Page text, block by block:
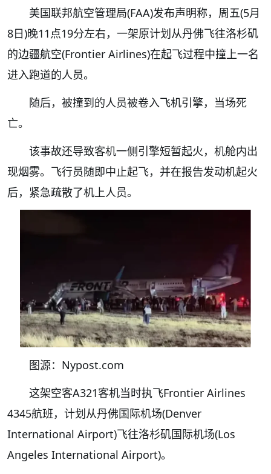
美国联邦航空管理局(FAA)发布声明称，周五(5月
8日)晚11点19分左右，一架原计划从丹佛飞往洛杉矶
的边疆航空(Frontier Airlines)在起飞过程中撞上一名
进入跑道的人员。
随后，被撞到的人员被卷入飞机引擎，当场死
亡。
该事故还导致客机一侧引擎短暂起火，机舱内出
现烟雾。飞行员随即中止起飞，并在报告发动机起火
后，紧急疏散了机上人员。
图源：Nypost.com
这架空客A321客机当时执飞Frontier Airlines
4345航班，计划从丹佛国际机场(Denver
International Airport)飞往洛杉矶国际机场(Los
Angeles International Airport)。